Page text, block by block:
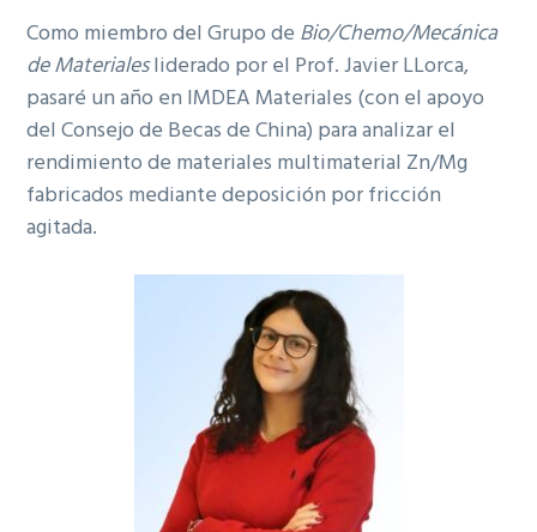
Como miembro del Grupo de Bio/Chemo/Mecánica
de Materialesliderado por el Prof. Javier LLorca,
pasaré un año en IMDEA Materiales (con el apoyo
del Consejo de Becas de China) para analizar el
rendimiento de materiales multimaterial Zn/Mg
fabricados mediante deposición por fricción
agitada.